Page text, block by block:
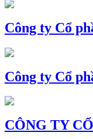
Công ty Cổ
Công ty Cổ
CÔNG TY